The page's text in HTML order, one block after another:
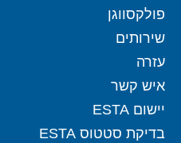
פולקסווגן
שירותים
עזרה
איש קשר
יישום ESTA
בדיקת סטטוס ESTA